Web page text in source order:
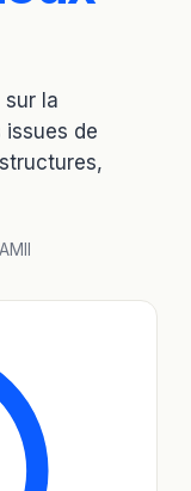
sur la
issues de
AMII